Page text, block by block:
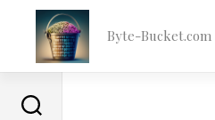
content
Byte-